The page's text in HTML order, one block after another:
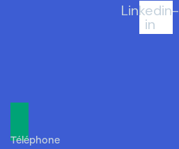
Linkedin-
in
Téléphone